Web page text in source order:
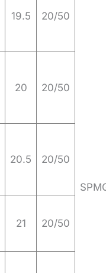
19.5 20/50
20 20/50
20.5 20/50
21 20/50